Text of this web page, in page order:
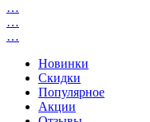
…
…
…
Новинки
Скидки
Популярное
Акции